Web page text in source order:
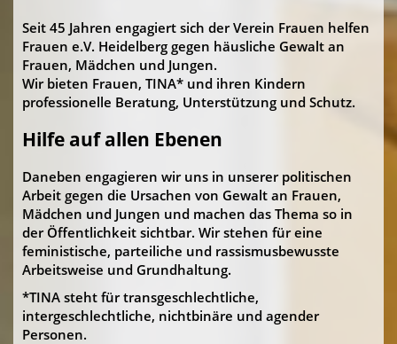
Seit 45 Jahren engagiert sich der Verein Frauen helfen
Frauen e.V. Heidelberg gegen häusliche Gewalt an
Frauen, Mädchen und Jungen.
Wir bieten Frauen, TINA* und ihren Kindern
professionelle Beratung, Unterstützung und Schutz.
Hilfe auf allen Ebenen
Daneben engagieren wir uns in unserer politischen
Arbeit gegen die Ursachen von Gewalt an Frauen,
Mädchen und Jungen und machen das Thema so in
der Öffentlichkeit sichtbar. Wir stehen für eine
feministische, parteiliche und rassismusbewusste
Arbeitsweise und Grundhaltung.
*TINA steht für transgeschlechtliche,
intergeschlechtliche, nichtbinäre und agender
Personen.